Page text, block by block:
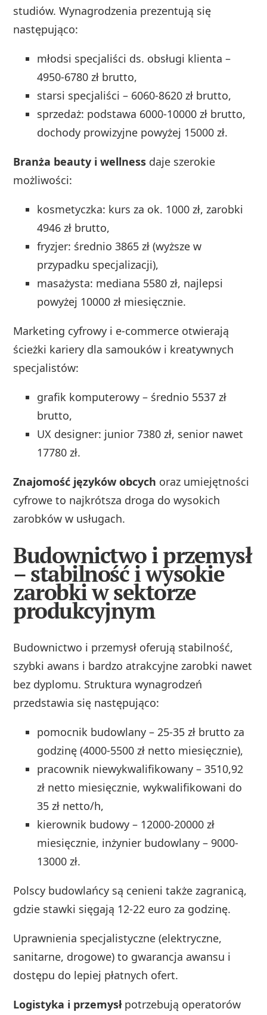
studiów. Wynagrodzenia prezentują się
następująco:
młodsi specjaliści ds. obsługi klienta –
4950-6780 zł brutto,
starsi specjaliści – 6060-8620 zł brutto,
sprzedaż: podstawa 6000-10000 zł brutto,
dochody prowizyjne powyżej 15000 zł.
Branża beauty i wellness daje szerokie
możliwości:
kosmetyczka: kurs za ok. 1000 zł, zarobki
4946 zł brutto,
fryzjer: średnio 3865 zł (wyższe w
przypadku specjalizacji),
masażysta: mediana 5580 zł, najlepsi
powyżej 10000 zł miesięcznie.
Marketing cyfrowy i e-commerce otwierają
ścieżki kariery dla samouków i kreatywnych
specjalistów:
grafik komputerowy – średnio 5537 zł
brutto,
UX designer: junior 7380 zł, senior nawet
17780 zł.
Znajomość języków obcych oraz umiejętności
cyfrowe to najkrótsza droga do wysokich
zarobków w usługach.
Budownictwo i przemysł
– stabilność i wysokie
zarobki w sektorze
produkcyjnym
Budownictwo i przemysł oferują stabilność,
szybki awans i bardzo atrakcyjne zarobki nawet
bez dyplomu. Struktura wynagrodzeń
przedstawia się następująco:
pomocnik budowlany – 25-35 zł brutto za
godzinę (4000-5500 zł netto miesięcznie),
pracownik niewykwalifikowany – 3510,92
zł netto miesięcznie, wykwalifikowani do
35 zł netto/h,
kierownik budowy – 12000-20000 zł
miesięcznie, inżynier budowlany – 9000-
13000 zł.
Polscy budowlańcy są cenieni także zagranicą,
gdzie stawki sięgają 12-22 euro za godzinę.
Uprawnienia specjalistyczne (elektryczne,
sanitarne, drogowe) to gwarancja awansu i
dostępu do lepiej płatnych ofert.
Logistyka i przemysłpotrzebują operatorów